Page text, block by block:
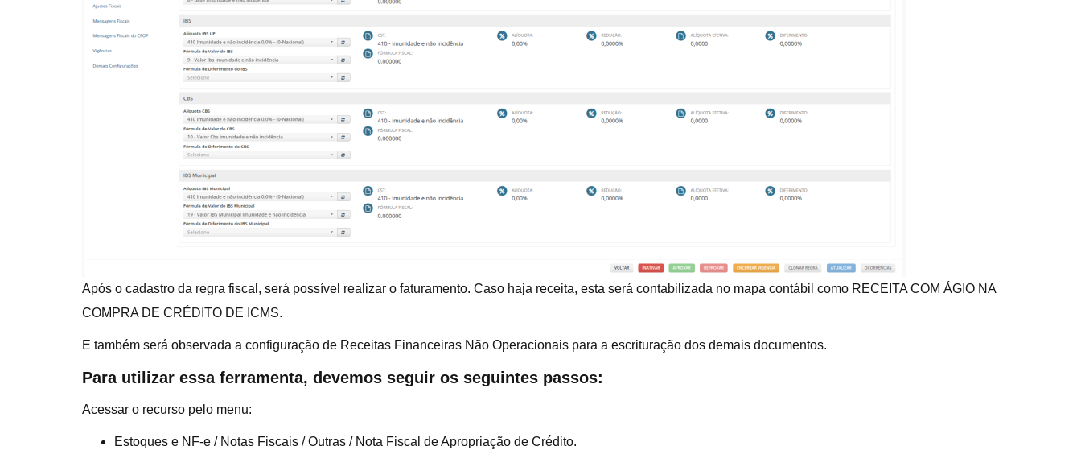
Após o cadastro da regra fiscal, será possível realizar o faturamento. Caso haja receita, esta será contabilizada no mapa contábil como RECEITA COM ÁGIO NA
COMPRA DE CRÉDITO DE ICMS.
E também será observada a configuração de Receitas Financeiras Não Operacionais para a escrituração dos demais documentos.
Para utilizar essa ferramenta, devemos seguir os seguintes passos:
Acessar o recurso pelo menu:
Estoques e NF-e / Notas Fiscais / Outras / Nota Fiscal de Apropriação de Crédito.